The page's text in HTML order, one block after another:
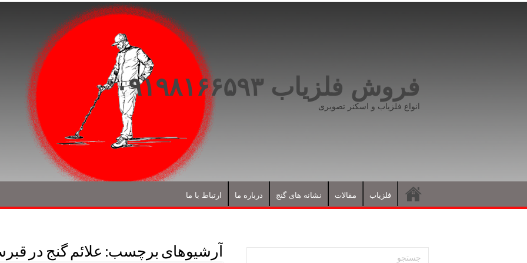
فروش فلزیاب ۰۹۱۹۸۱۶۶۵۹۳
انواع فلزیاب و اسکنر تصویری
فلزیاب مقالات نشانه های گنج درباره ما ارتباط با ما
آرشیوهای برچسب: علائم گنج در